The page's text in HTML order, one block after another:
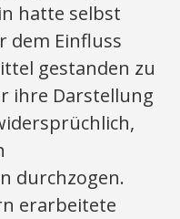
hatte selbst
dem Einfluss
gestanden zu
ihre Darstellung
durchzogen.
erarbeitete